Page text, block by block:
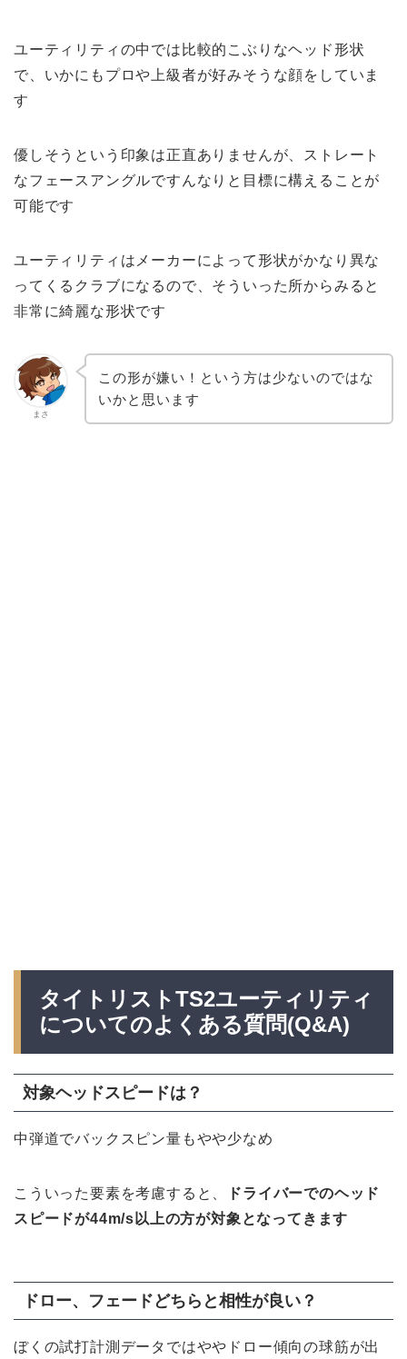
ユーティリティの中では比較的こぶりなヘッド形状
で、いかにもプロや上級者が好みそうな顔をしていま
す
優しそうという印象は正直ありませんが、ストレート
なフェースアングルですんなりと目標に構えることが
可能です
ユーティリティはメーカーによって形状がかなり異な
ってくるクラブになるので、そういった所からみると
非常に綺麗な形状です
まさ
この形が嫌い！という方は少ないのではな
いかと思います
タイトリストTS2ユーティリティ
についてのよくある質問(Q&A)
対象ヘッドスピードは？
中弾道でバックスピン量もやや少なめ
こういった要素を考慮すると、
ドライバーでのヘッド
スピードが44m/s以上の方が対象となってきます
ドロー、フェードどちらと相性が良い？
ぼくの試打計測データではややドロー傾向の球筋が出